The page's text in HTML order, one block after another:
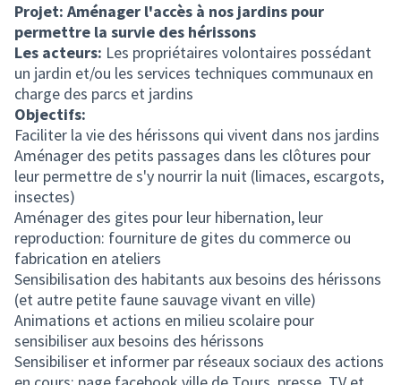
Projet: Aménager l'accès à nos jardins pour
permettre la survie des hérissons
Les acteurs: Les propriétaires volontaires possédant
un jardin et/ou les services techniques communaux en
charge des parcs et jardins
Objectifs:
Faciliter la vie des hérissons qui vivent dans nos jardins
Aménager des petits passages dans les clôtures pour
leur permettre de s'y nourrir la nuit (limaces, escargots,
insectes)
Aménager des gites pour leur hibernation, leur
reproduction: fourniture de gites du commerce ou
fabrication en ateliers
Sensibilisation des habitants aux besoins des hérissons
(et autre petite faune sauvage vivant en ville)
Animations et actions en milieu scolaire pour
sensibiliser aux besoins des hérissons
Sensibiliser et informer par réseaux sociaux des actions